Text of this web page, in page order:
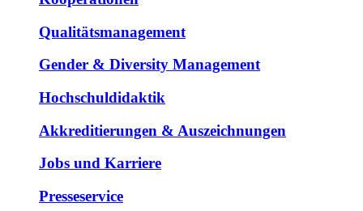
Qualitätsmanagement
Gender & Diversity Management
Hochschuldidaktik
Akkreditierungen & Auszeichnungen
Jobs und Karriere
Presseservice